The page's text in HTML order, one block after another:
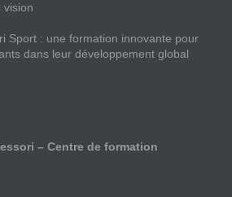
vision
Sport : une formation innovante pour
dans leur développement global
– Centre de formation